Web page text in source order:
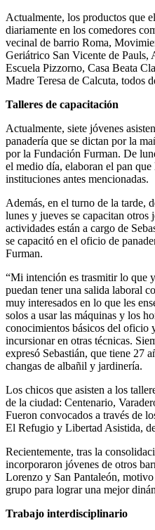
Actualmente, los productos que
diariamente en los comedores
vecinal de barrio Roma,
Geriátrico San Vicente de Pauls,
Escuela Pizzorno, Casa Beata
Madre Teresa de Calcuta, todos
Talleres de capacitación
Actualmente, siete jóvenes
panadería que se dictan por la
por la Fundación Furman. De
el medio día, elaboran el pan
instituciones antes mencionadas.
Además, en el turno de la tarde,
lunes y jueves se capacitan otros
actividades están a cargo de
se capacitó en el oficio de
Furman.
“Mi intención es trasmitir lo que
puedan tener una salida laboral
muy interesados en lo que les
solos a usar las máquinas y los
conocimientos básicos del oficio
incursionar en otras técnicas.
expresó Sebastián, que tiene 27
changas de albañil y jardinería.
Los chicos que asisten a los
de la ciudad: Centenario,
Fueron convocados a través de
El Refugio y Libertad Asistida,
Recientemente, tras la
incorporaron jóvenes de otros
Lorenzo y San Pantaleón,
grupo para lograr una mejor
Trabajo interdisciplinario